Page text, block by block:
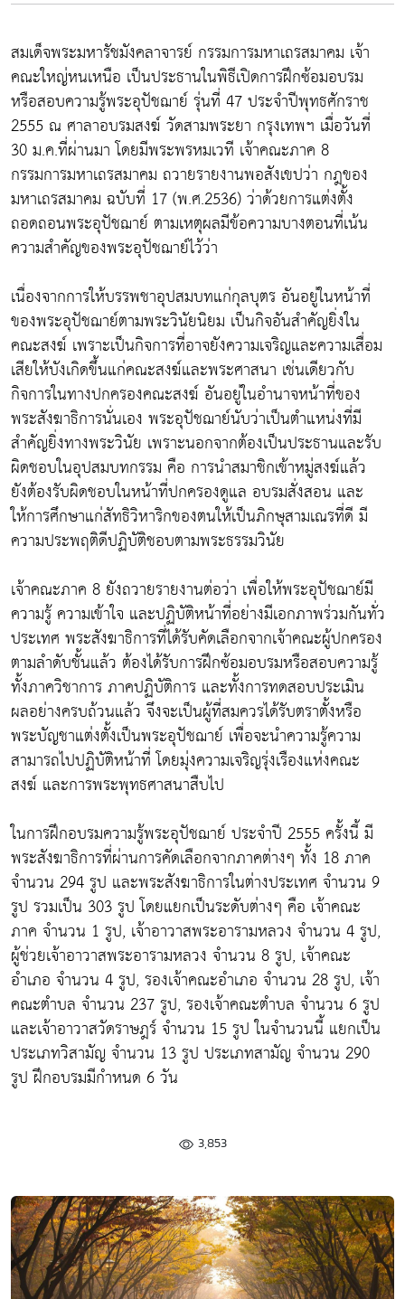
สมเด็จพระมหารัชมังคลาจารย์ กรรมการมหาเถรสมาคม เจ้า
คณะใหญ่หนเหนือ เป็นประธานในพิธีเปิดการฝึกซ้อมอบรม
หรือสอบความรู้พระอุปัชฌาย์ รุ่นที่ 47 ประจำปีพุทธศักราช
2555 ณ ศาลาอบรมสงฆ์ วัดสามพระยา กรุงเทพฯ เมื่อวันที่
30 ม.ค.ที่ผ่านมา โดยมีพระพรหมเวที เจ้าคณะภาค 8
กรรมการมหาเถรสมาคม ถวายรายงานพอสังเขปว่า กฎของ
มหาเถรสมาคม ฉบับที่ 17 (พ.ศ.2536) ว่าด้วยการแต่งตั้ง
ถอดถอนพระอุปัชฌาย์ ตามเหตุผลมีข้อความบางตอนที่เน้น
ความสำคัญของพระอุปัชฌาย์ไว้ว่า
เนื่องจากการให้บรรพชาอุปสมบทแก่กุลบุตร อันอยู่ในหน้าที่
ของพระอุปัชฌาย์ตามพระวินัยนิยม เป็นกิจอันสำคัญยิ่งใน
คณะสงฆ์ เพราะเป็นกิจการที่อาจยังความเจริญและความเสื่อม
เสียให้บังเกิดขึ้นแก่คณะสงฆ์และพระศาสนา เช่นเดียวกับ
กิจการในทางปกครองคณะสงฆ์ อันอยู่ในอำนาจหน้าที่ของ
พระสังฆาธิการนั่นเอง พระอุปัชฌาย์นับว่าเป็นตำแหน่งที่มี
สำคัญยิ่งทางพระวินัย เพราะนอกจากต้องเป็นประธานและรับ
ผิดชอบในอุปสมบทกรรม คือ การนำสมาชิกเข้าหมู่สงฆ์แล้ว
ยังต้องรับผิดชอบในหน้าที่ปกครองดูแล อบรมสั่งสอน และ
ให้การศึกษาแก่สัทธิวิหาริกของตนให้เป็นภิกษุสามเณรที่ดี มี
ความประพฤติดีปฏิบัติชอบตามพระธรรมวินัย
เจ้าคณะภาค 8 ยังถวายรายงานต่อว่า เพื่อให้พระอุปัชฌาย์มี
ความรู้ ความเข้าใจ และปฏิบัติหน้าที่อย่างมีเอกภาพร่วมกันทั่ว
ประเทศ พระสังฆาธิการที่ได้รับคัดเลือกจากเจ้าคณะผู้ปกครอง
ตามลำดับชั้นแล้ว ต้องได้รับการฝึกซ้อมอบรมหรือสอบความรู้
ทั้งภาควิชาการ ภาคปฏิบัติการ และทั้งการทดสอบประเมิน
ผลอย่างครบถ้วนแล้ว จึงจะเป็นผู้ที่สมควรได้รับตราตั้งหรือ
พระบัญชาแต่งตั้งเป็นพระอุปัชฌาย์ เพื่อจะนำความรู้ความ
สามารถไปปฏิบัติหน้าที่ โดยมุ่งความเจริญรุ่งเรืองแห่งคณะ
สงฆ์ และการพระพุทธศาสนาสืบไป
ในการฝึกอบรมความรู้พระอุปัชฌาย์ ประจำปี 2555 ครั้งนี้ มี
พระสังฆาธิการที่ผ่านการคัดเลือกจากภาคต่างๆ ทั้ง 18 ภาค
จำนวน 294 รูป และพระสังฆาธิการในต่างประเทศ จำนวน 9
รูป รวมเป็น 303 รูป โดยแยกเป็นระดับต่างๆ คือ เจ้าคณะ
ภาค จำนวน 1 รูป, เจ้าอาวาสพระอารามหลวง จำนวน 4 รูป,
ผู้ช่วยเจ้าอาวาสพระอารามหลวง จำนวน 8 รูป, เจ้าคณะ
อำเภอ จำนวน 4 รูป, รองเจ้าคณะอำเภอ จำนวน 28 รูป, เจ้า
คณะตำบล จำนวน 237 รูป, รองเจ้าคณะตำบล จำนวน 6 รูป
และเจ้าอาวาสวัดราษฎร์ จำนวน 15 รูป ในจำนวนนี้ แยกเป็น
ประเภทวิสามัญ จำนวน 13 รูป ประเภทสามัญ จำนวน 290
รูป ฝึกอบรมมีกำหนด 6 วัน
3,853